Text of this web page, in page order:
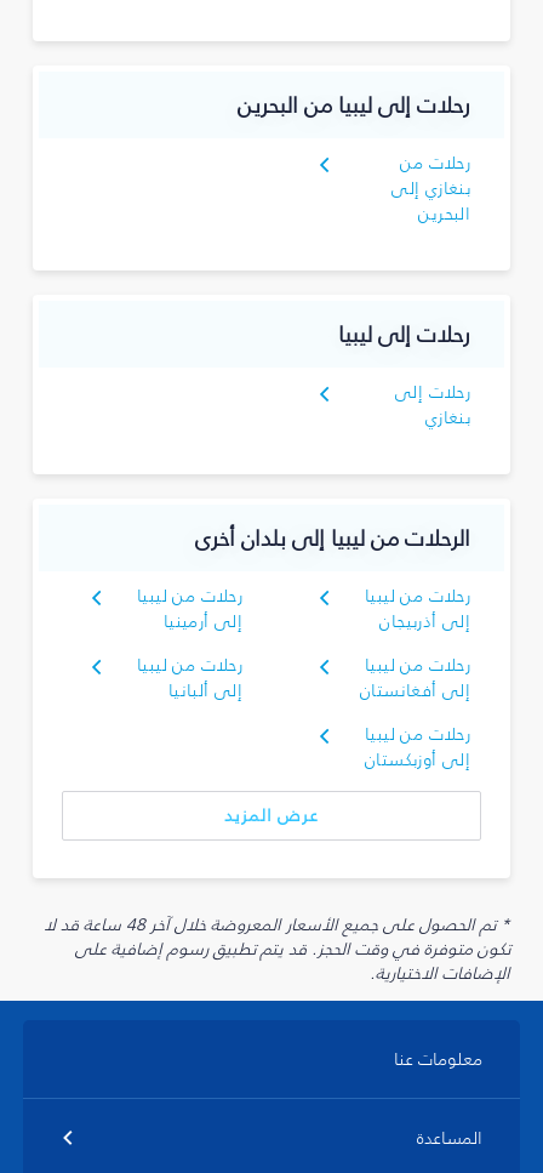
رحلات إلى ليبيا من البحرين
رحلات من
بنغازي إلى
البحرين
رحلات إلى ليبيا
رحلات إلى
بنغازي
الرحلات من ليبيا إلى بلدان أخرى
رحلات من ليبيا
إلى أذربيجان
رحلات من ليبيا
إلى أرمينيا
رحلات من ليبيا
إلى أفغانستان
رحلات من ليبيا
إلى ألبانيا
رحلات من ليبيا
إلى أوزبكستان
عرض المزيد
* تم الحصول على جميع الأسعار المعروضة خلال آخر 48 ساعة قد لا
تكون متوفرة في وقت الحجز. قد يتم تطبيق رسوم إضافية على
الإضافات الاختيارية.
معلومات عنا
المساعدة